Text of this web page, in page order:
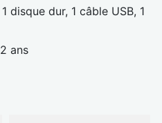
1 disque dur, 1 câble USB, 1
2 ans